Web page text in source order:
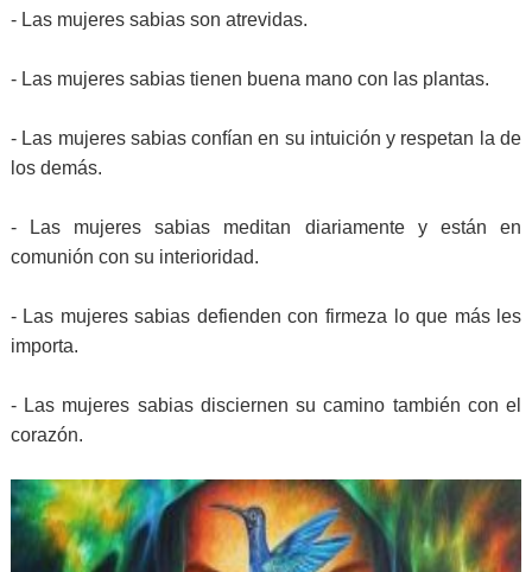
- Las mujeres sabias son atrevidas.
- Las mujeres sabias tienen buena mano con las plantas.
- Las mujeres sabias confían en su intuición y respetan la de
los demás.
- Las mujeres sabias meditan diariamente y están en
comunión con su interioridad.
- Las mujeres sabias defienden con firmeza lo que más les
importa.
- Las mujeres sabias disciernen su camino también con el
corazón.